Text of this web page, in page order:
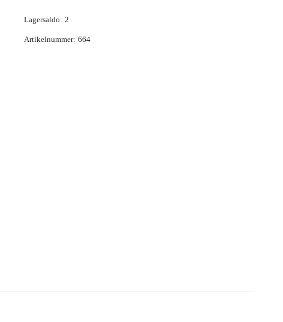
Lagersaldo: 2
Artikelnummer: 664